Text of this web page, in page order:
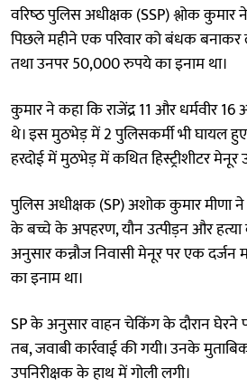
वरिष्‍ठ पुलिस अधीक्षक (SSP) श्लोक कुमार
पिछले महीने एक परिवार को बंधक बनाकर
तथा उनपर 50,000 रुपये का इनाम था।
कुमार ने कहा कि राजेंद्र 11 और धर्मवीर
थे। इस मुठभेड़ में 2 पुलिसकर्मी भी घायल
हरदोई में मुठभेड़ में कथित हिस्ट्रीशीटर मेनूर
पुलिस अधीक्षक (SP) अशोक कुमार मीणा
के बच्चे के अपहरण, यौन उत्पीड़न और हत्या
अनुसार कन्नौज निवासी मेनूर पर एक
का इनाम था।
SP के अनुसार वाहन चेकिंग के दौरान घेरने
तब, जवाबी कार्रवाई की गयी। उनके
उपनिरीक्षक के हाथ में गोली लगी।